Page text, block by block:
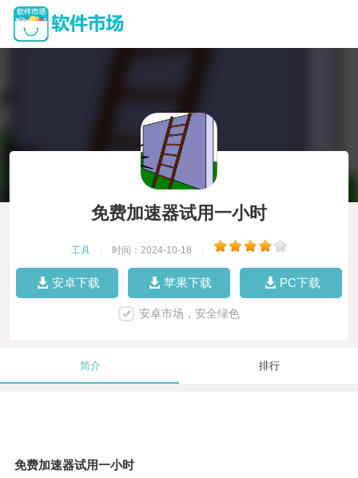
免费加速器试用一小时
工具 时间：2024-10-18
安卓下载 苹果下载 PC下载
安卓市场，安全绿色
简介 排行
免费加速器试用一小时